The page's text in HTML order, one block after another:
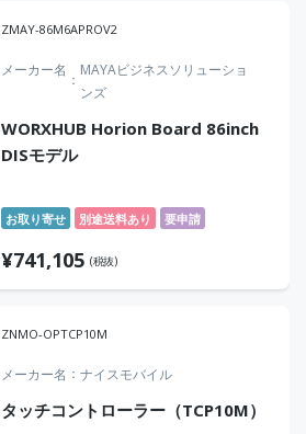
ZMAY-86M6APROV2
メーカー名
MAYAビジネスソリューショ
ンズ
WORXHUB Horion Board 86inch
DISモデル
お取り寄せ 別途送料あり 要申請
¥741,105 (税抜)
ZNMO-OPTCP10M
メーカー名 ナイスモバイル
タッチコントローラー（TCP10M）